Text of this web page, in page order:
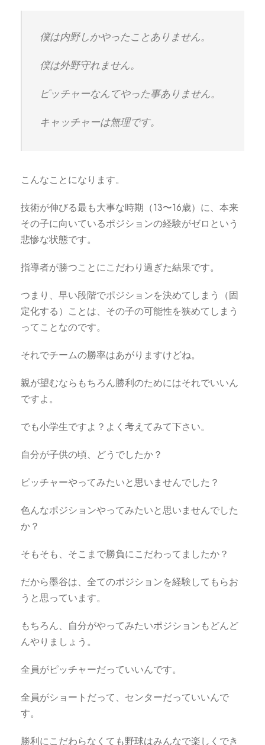
僕は内野しかやったことありません。
僕は外野守れません。
ピッチャーなんてやった事ありません。
キャッチャーは無理です。
こんなことになります。
技術が伸びる最も大事な時期（13〜16歳）に、本来
その子に向いているポジションの経験がゼロという
悲惨な状態です。
指導者が勝つことにこだわり過ぎた結果です。
つまり、早い段階でポジションを決めてしまう（固
定化する）ことは、その子の可能性を狭めてしまう
ってことなのです。
それでチームの勝率はあがりますけどね。
親が望むならもちろん勝利のためにはそれでいいん
ですよ。
でも小学生ですよ？よく考えてみて下さい。
自分が子供の頃、どうでしたか？
ピッチャーやってみたいと思いませんでした？
色んなポジションやってみたいと思いませんでした
か？
そもそも、そこまで勝負にこだわってましたか？
だから墨谷は、全てのポジションを経験してもらお
うと思っています。
もちろん、自分がやってみたいポジションもどんど
んやりましょう。
全員がピッチャーだっていいんです。
全員がショートだって、センターだっていいんで
す。
勝利にこだわらなくても野球はみんなで楽しくでき